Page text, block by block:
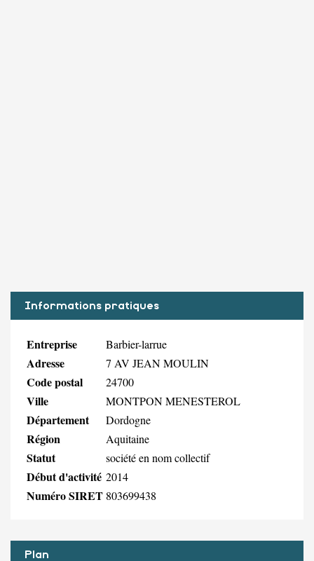
Informations pratiques
Entreprise Barbier-larrue
Adresse 7 AV JEAN MOULIN
Code postal 24700
Ville MONTPON MENESTEROL
Département Dordogne
Région Aquitaine
Statut société en nom collectif
Début d'activité 2014
Numéro SIRET 803699438
Plan